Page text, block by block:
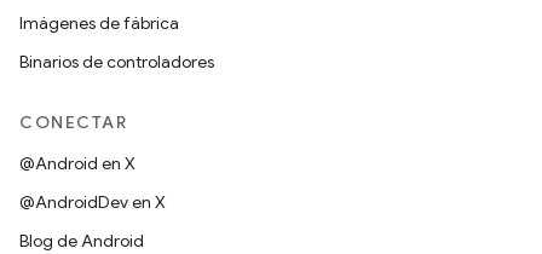
Imágenes de fábrica
Binarios de controladores
CONECTAR
@Android en X
@AndroidDev en X
Blog de Android